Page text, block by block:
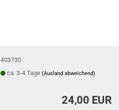
403730
ca. 3-4 Tage(Ausland abweichend)
24,00 EUR